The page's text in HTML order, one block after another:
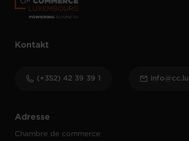
Adresse
Chambre de commerce
Kontakt
(+352) 42 39 39 1 info@cc.lu